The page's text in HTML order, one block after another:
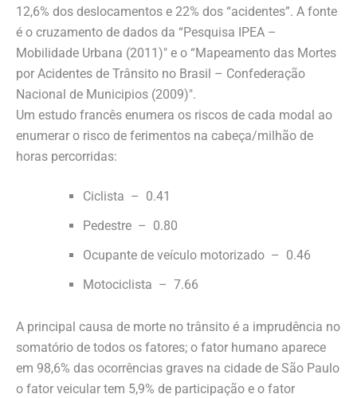
12,6% dos deslocamentos e 22% dos “acidentes”. A fonte
é o cruzamento de dados da “Pesquisa IPEA –
Mobilidade Urbana (2011)″ e o “Mapeamento das Mortes
por Acidentes de Trânsito no Brasil – Confederação
Nacional de Municipios (2009)″.
Um estudo francês enumera os riscos de cada modal ao
enumerar o risco de ferimentos na cabeça/milhão de
horas percorridas:
Ciclista – 0.41
Pedestre – 0.80
Ocupante de veículo motorizado – 0.46
Motociclista – 7.66
A principal causa de morte no trânsito é a imprudência no
somatório de todos os fatores; o fator humano aparece
em 98,6% das ocorrências graves na cidade de São Paulo
o fator veicular tem 5,9% de participação e o fator